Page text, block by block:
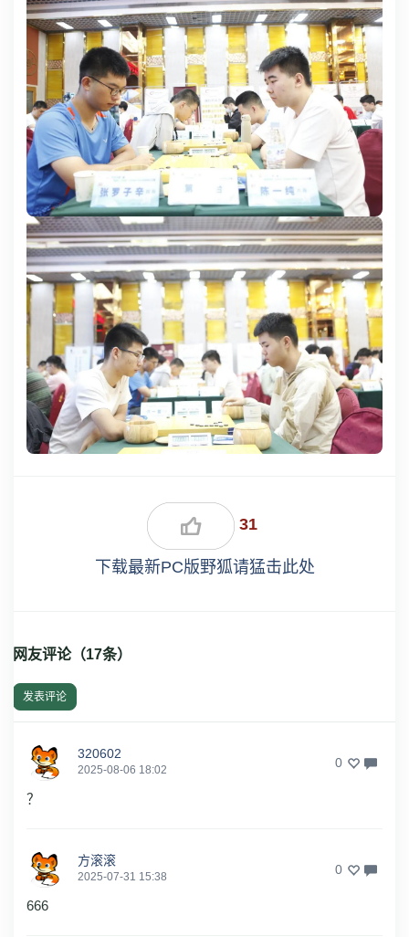
31
下载最新PC版野狐请猛击此处
网友评论（17条）
发表评论
320602
2025-08-06 18:02 0
？
方滚滚
2025-07-31 15:38 0
666